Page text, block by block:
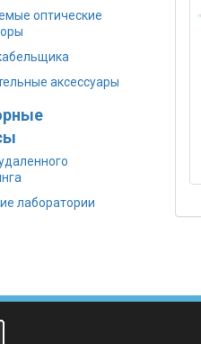
оптические
аксессуары
лаборатории